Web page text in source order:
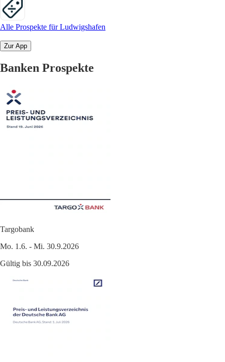
Alle Prospekte für Ludwigshafen
Zur App
Banken Prospekte
Targobank
Mo. 1.6. - Mi. 30.9.2026
Gültig bis 30.09.2026